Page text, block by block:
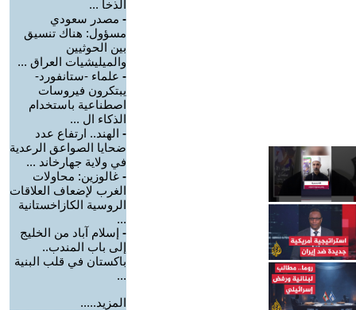
الذخا ...
- مصدر سعودي
مسؤول: هناك تنسيق
بين الحوثيين
والميليشيات العراق ...
- علماء -ستانفورد-
يبتكرون فيروسات
اصطناعية باستخدام
الذكاء ال ...
- الهند.. ارتفاع عدد
ضحايا الصواعق الرعدية
في ولاية جهارخاند ...
- غالوزين: محاولات
الغرب لإضعاف العلاقات
الروسية الكازاخستانية
...
- إسلام آباد من الخليج
إلى باب المندب..
باكستان في قلب البنية
...
المزيد.....